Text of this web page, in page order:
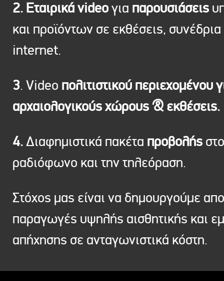
2. Εταιρικά videoγια παρουσιάσεις
και προϊόντων σε εκθέσεις, συνέδρια
internet.
3. Video πολιτιστικού περιεχομένου
αρχαιολογικούς χώρους & εκθέσεις.
4.Διαφημιστικά πακέτα προβολής στο
ραδιόφωνο και την τηλεόραση.
Στόχος μας είναι να δημουργούμε
παραγωγές υψηλής αισθητικής και
απήχησης σε ανταγωνιστικά κόστη.